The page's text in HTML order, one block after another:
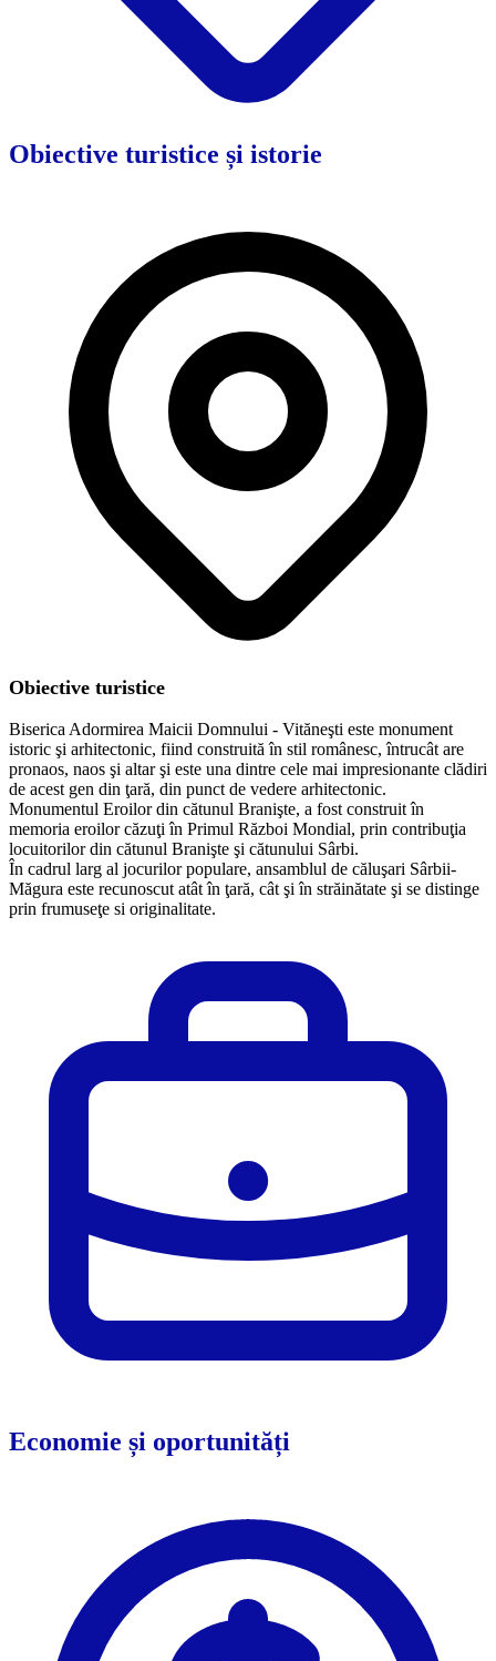
Obiective turistice și istorie
Obiective turistice
Biserica Adormirea Maicii Domnului - Vităneşti este monument
istoric şi arhitectonic, fiind construită în stil românesc, întrucât are
pronaos, naos şi altar şi este una dintre cele mai impresionante clădiri
de acest gen din ţară, din punct de vedere arhitectonic.
Monumentul Eroilor din cătunul Branişte, a fost construit în
memoria eroilor căzuţi în Primul Război Mondial, prin contribuţia
locuitorilor din cătunul Branişte şi cătunului Sârbi.
În cadrul larg al jocurilor populare, ansamblul de căluşari Sârbii-
Măgura este recunoscut atât în ţară, cât şi în străinătate şi se distinge
prin frumuseţe si originalitate.
Economie și oportunități